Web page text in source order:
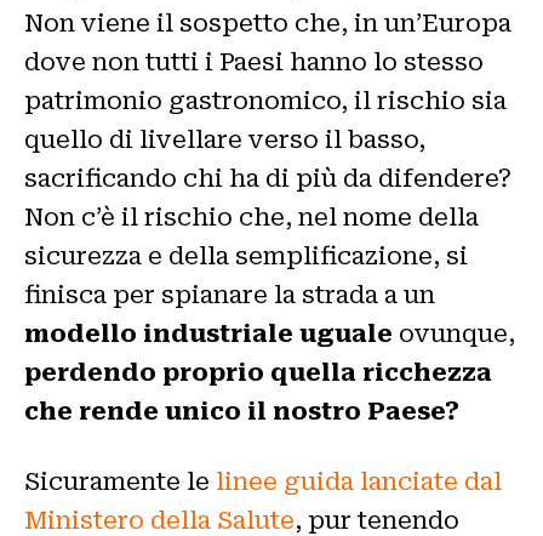
Non viene il sospetto che, in un’Europa
dove non tutti i Paesi hanno lo stesso
patrimonio gastronomico, il rischio sia
quello di livellare verso il basso,
sacrificando chi ha di più da difendere?
Non c’è il rischio che, nel nome della
sicurezza e della semplificazione, si
finisca per spianare la strada a un
modello industriale uguale ovunque,
perdendo proprio quella ricchezza
che rende unico il nostro Paese?
Sicuramente le linee guida lanciate dal
Ministero della Salute, pur tenendo